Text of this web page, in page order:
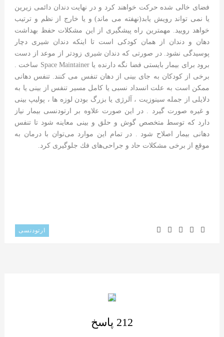
فضای خالی شده حرکت خواهند کرد و در نهایت دندان دائمی زیرین
یا نمی تواند رویش یابد(نهفته می ماند) و یا خارج از نظم و ترتیب
خواهد رویید. مهمترین راه پیشگیری از این مشکلات حفظ بهداشت
دهان و دندان از همان کودکی است تا اینکه دندان شیری دچار
پوسیدگی نشود. در صورتی که دندان شیری زودتر از موعد از دست
برود برای بیمار بایستی فضا نگه دارنده یا Space Maintainer ساخت .
برخی از کودکان به جای بینی از دهان تنفس می کنند. تنفس دهانی
ممکن است به علت انسداد نسبی یا کامل مسیر تنفس از بینی یا به
دلایلی از جمله سینوزیت ، آلرژی یا بزرگ بودن لوزه ها ، پولیپ بینی
و غیره صورت گیرد . در این صورت علاوه بر ارتودنسی بیمار نیاز
دارد که توسط متخصص گوش و حلق و بینی معاینه شود تا تنفس
دهانی بیمار اصلاح شود . در تمام این موارد می‌توان با درمان به
موقع از برخی مشكلات حاد و جراحی‌های فك جلوگیری كرد.
ارتودنسی
212 پاسخ